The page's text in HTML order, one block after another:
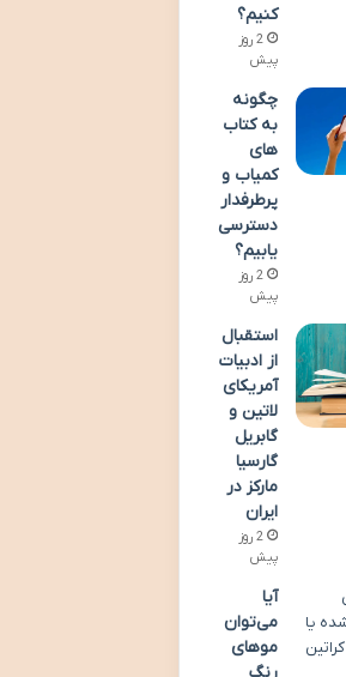
کنیم؟
2 روز
پیش
چگونه
به کتاب
های
کمیاب و
پرطرفدار
دسترسی
یابیم؟
2 روز
پیش
استقبال
از ادبیات
آمریکای
لاتین و
گابریل
گارسیا
مارکز در
ایران
2 روز
پیش
آیا
می‌توان
موهای